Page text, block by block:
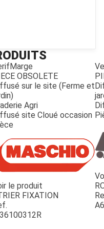
OBSOLETE
sur le site (Ferme et
Agri
site Cloué occasion
le produit
FIXATION